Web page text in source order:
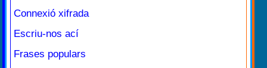
Connexió xifrada
Escriu-nos ací
Frases populars